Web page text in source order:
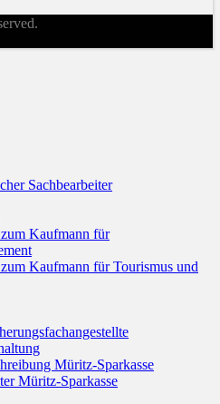
Sachbearbeiter
Kaufmann für
Kaufmann für Tourismus und
Müritz-Sparkasse
Müritz-Sparkasse